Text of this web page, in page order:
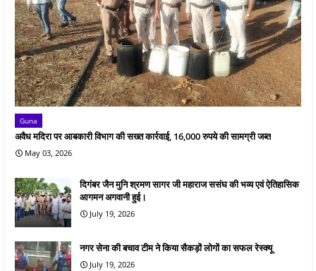
Guna
अवैध मदिरा पर आबकारी विभाग की सख्त कार्रवाई, 16,000 रुपये की सामग्री जब्त
May 03, 2026
दिगंबर जैन मुनि श्रमण सागर जी महाराज ससंघ की भव्य एवं ऐतिहासिक
आगमन अगवानी हुई।
July 19, 2026
नगर सेना की बचाव टीम ने किया सैकड़ों लोगों का सफल रेस्क्यू
July 19, 2026